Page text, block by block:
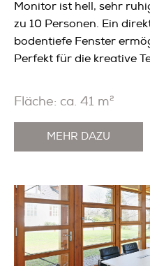
Monitor ist hell, sehr
zu 10 Personen. Ein
bodentiefe Fenster
Perfekt für die kreative
Fläche: ca. 41 m²
MEHR DAZU